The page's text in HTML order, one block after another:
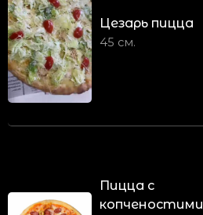
Цезарь пицца
45 см.
Пицца с
копченостими